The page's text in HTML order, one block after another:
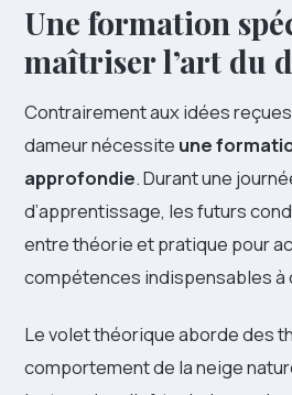
Une formation
maîtriser l’art du
Contrairement aux idées
dameur nécessite une
approfondie. Durant une
d’apprentissage, les futurs
entre théorie et pratique pour
compétences indispensables à
Le volet théorique aborde des
comportement de la neige